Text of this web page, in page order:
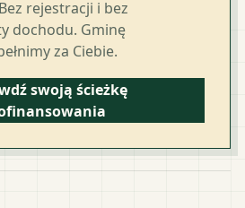
rejestracji i bez
dochodu. Gminę
za Ciebie.
swoją ścieżkę